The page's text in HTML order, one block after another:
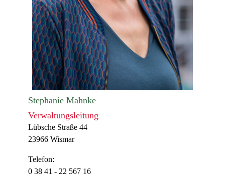
Stephanie Mahnke
Verwaltungsleitung
Lübsche Straße 44
23966 Wismar
Telefon:
0 38 41 - 22 567 16